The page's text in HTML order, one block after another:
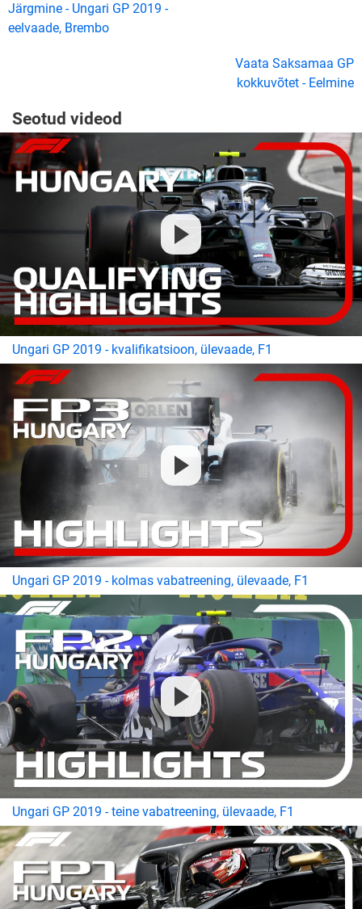
Järgmine - Ungari GP 2019 -
eelvaade, Brembo
Vaata Saksamaa GP
kokkuvõtet - Eelmine
Seotud videod
Ungari GP 2019 - kvalifikatsioon, ülevaade, F1
Ungari GP 2019 - kolmas vabatreening, ülevaade, F1
Ungari GP 2019 - teine vabatreening, ülevaade, F1